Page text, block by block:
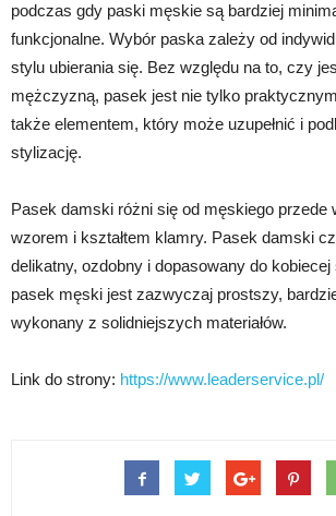
podczas gdy paski męskie są bardziej
funkcjonalne. Wybór paska zależy od
stylu ubierania się. Bez względu na to, czy
mężczyzną, pasek jest nie tylko
także elementem, który może uzupełnić i
stylizację.
Pasek damski różni się od męskiego przede
wzorem i kształtem klamry. Pasek damski
delikatny, ozdobny i dopasowany do
pasek męski jest zazwyczaj prostszy,
wykonany z solidniejszych materiałów.
Link do strony: https://www.leaderservice.pl/